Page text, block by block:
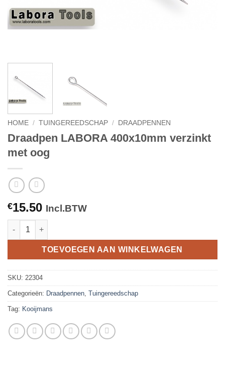
HOME / TUINGEREEDSCHAP / DRAADPENNEN
Draadpen LABORA 400x10mm verzinkt
met oog
€15.50 Incl.BTW
Draadpen LABORA 400x10mm verzinkt met oog aantal
TOEVOEGEN AAN WINKELWAGEN
SKU: 22304
Categorieën: Draadpennen Tuingereedschap
Tag: Kooijmans